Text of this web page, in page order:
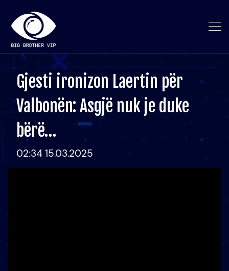
Gjesti ironizon Laertin për
Valbonën: Asgjë nuk je duke
bërë…
02:34 15.03.2025